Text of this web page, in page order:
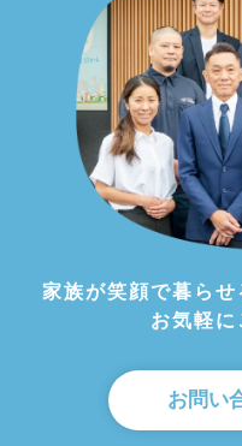
家族が笑顔で暮らせ
お気軽に
お問い